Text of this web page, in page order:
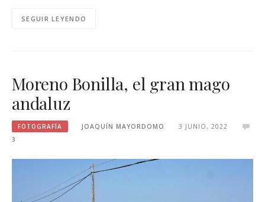
SEGUIR LEYENDO
Moreno Bonilla, el gran mago
andaluz
FOTOGRAFÍA JOAQUÍN MAYORDOMO
3 JUNIO, 2022
3